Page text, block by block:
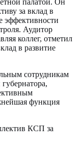
палатой. Он
за вклад в
эффективности
Аудитор
коллег, отметил
в развитие
сотрудникам
функция
КСП за